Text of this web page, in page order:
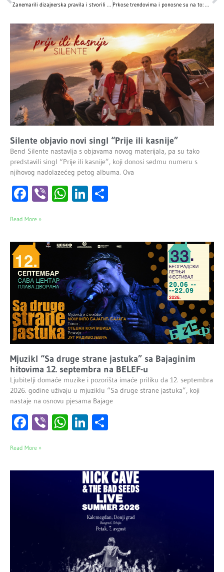
Zanemarili dizajnerska pravila i stvorili funkcionalni dom: Unutrašnjost kuće Mile Kunis i Eštona Kučera Prkose trendovima i ponosne su na to: Ove srpske influenserke pokazale su lice bez trunke šminke
Silente objavio novi singl “Prije ili kasnije”
Bend Silente nastavlja s objavama novog materijala, pa su tako
predstavili singl “Prije ili kasnije”, koji donosi sedmu numeru s
njihovog nadolazećeg petog albuma. Ova
Facebook
ViberWhatsApp
LinkedIn
Read More »
Mjuzikl “Sa druge strane jastuka” sa Bajaginim
hitovima 12. septembra na BELEF-u
Ljubitelji domaće muzike i pozorišta imaće priliku da 12. septembra
2026. godine uživaju u mjuziklu “Sa druge strane jastuka”, koji
nastaje na osnovu pjesama Bajage
Facebook
ViberWhatsApp
LinkedIn
Read More »